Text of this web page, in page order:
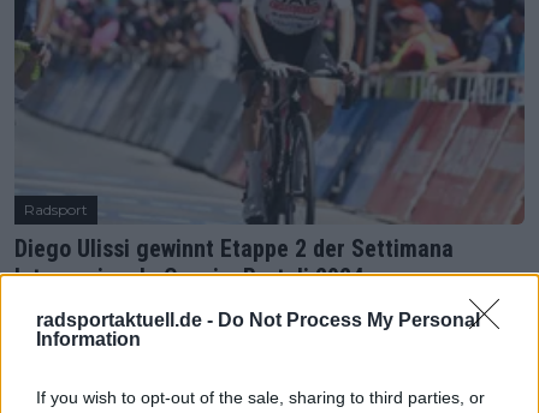
radsportaktuell.de - Do Not Process My Personal
Information
If you wish to opt-out of the sale, sharing to third parties, or
Radsport
Diego Ulissi gewinnt Etappe 2 der Settimana
Internazionale Coppi e Bartali 2024